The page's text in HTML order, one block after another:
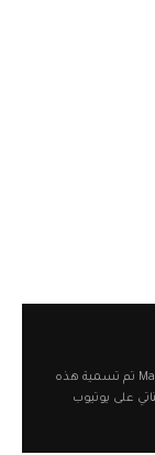
أهلا وسهلا بكم في مدونة Malek apps تم تسمية هذه
على يوتيوب